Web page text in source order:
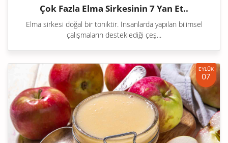
Çok Fazla Elma Sirkesinin 7 Yan Et..
Elma sirkesi doğal bir toniktir. İnsanlarda yapılan bilimsel
çalışmaların desteklediği çeş...
EYLÜK
07